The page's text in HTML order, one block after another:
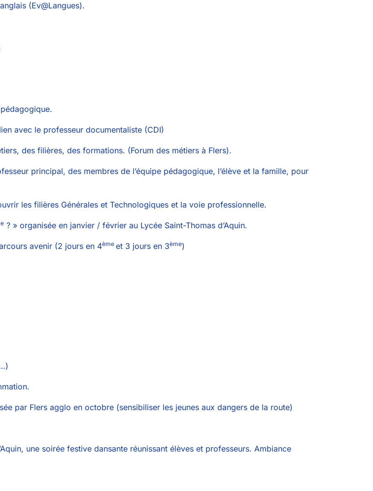
(Ev@Langues).
avec le professeur documentaliste (CDI)
des filières, des formations. (Forum des métiers à Flers).
principal, des membres de l’équipe pédagogique, l’élève et la famille, pour
les filières Générales et Technologiques et la voie professionnelle.
? » organisée en janvier / février au Lycée Saint-Thomas d’Aquin.
avenir (2 jours en 4ème et 3 jours en 3ème)
par Flers agglo en octobre (sensibiliser les jeunes aux dangers de la route)
une soirée festive dansante réunissant élèves et professeurs. Ambiance